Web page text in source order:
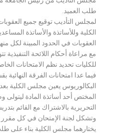
طلب العميد.
لمجلس التأديب توقيع جميع
الكلية وللأساتذة والأساتذة
العقوبات في الحدود المبينة لكل
مع مراعاة أحكام اللائحة التنفيذية
للكليات تحديد نظم الامتحانات
فيما عدا امتحانات الفرقة النهائية
البكالوريوس يعين مجلس الكلية
المختص أحد أساتذة المادة
التحريرية بالاشتراك مع القائم
وتشكل لجنة الإمتحان في كل
يختارهما مجلس الكلية بناء على